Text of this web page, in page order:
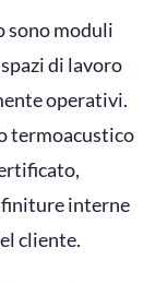
sono moduli
di lavoro
operativi.
termoacustico
finiture interne
cliente.